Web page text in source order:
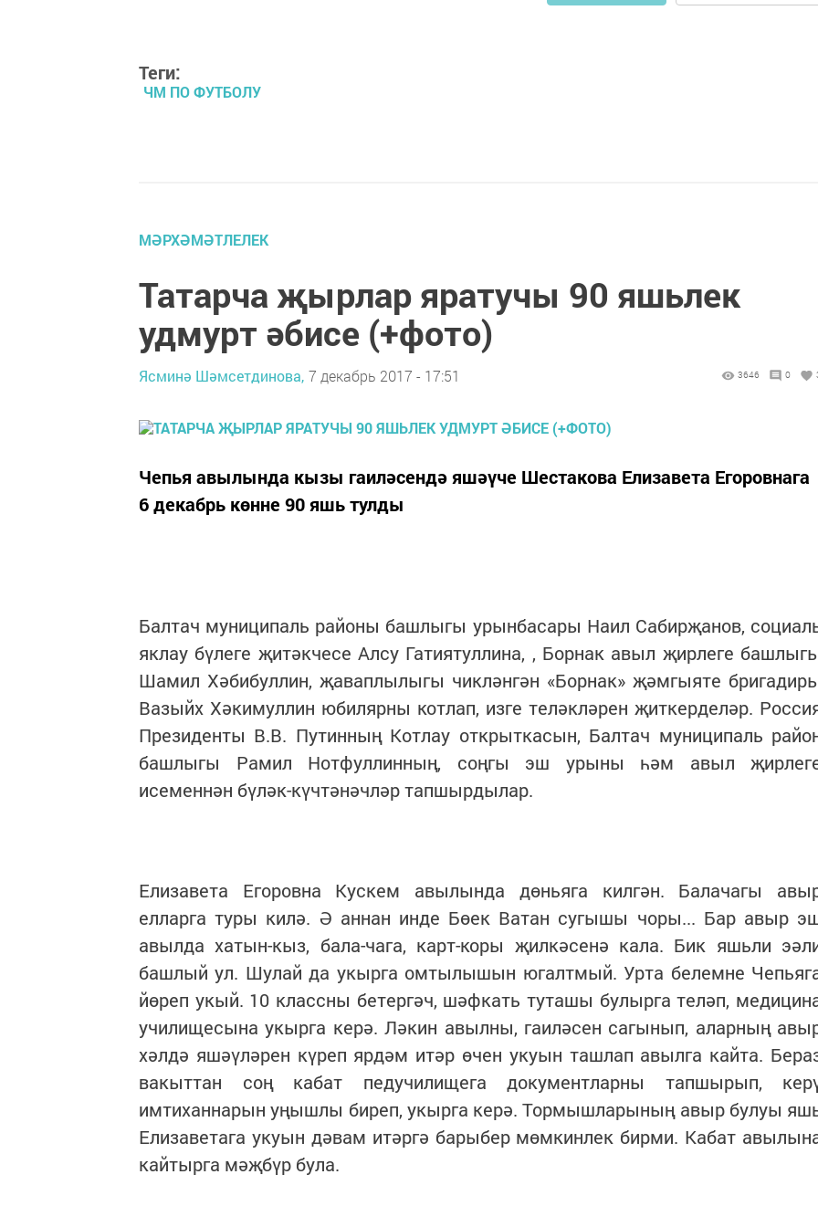
Теги:
ЧМ ПО ФУТБОЛУ
МӘРХӘМӘТЛЕЛЕК
Татарча җырлар яратучы 90 яшьлек
удмурт әбисе (+фото)
Ясминә Шәмсетдинова, 7 декабрь 2017 - 17:51 3646 0
Чепья авылында кызы гаиләсендә яшәүче Шестакова Елизавета Егоровнага
6 декабрь көнне 90 яшь тулды
Балтач муниципаль районы башлыгы урынбасары Наил Сабирҗанов,
яклау бүлеге җитәкчесе Алсу Гатиятуллина, , Борнак авыл җирлеге
Шамил Хәбибуллин, җаваплылыгы чикләнгән «Борнак» җәмгыяте
Вазыйх Хәкимуллин юбилярны котлап, изге теләкләрен җиткерделәр.
Президенты В.В. Путинның Котлау открыткасын, Балтач муниципаль
башлыгы Рамил Нотфуллинның, соңгы эш урыны һәм авыл
исеменнән бүләк-күчтәнәчләр тапшырдылар.
Елизавета Егоровна Кускем авылында дөньяга килгән. Балачагы
елларга туры килә. Ә аннан инде Бөек Ватан сугышы чоры... Бар авыр
авылда хатын-кыз, бала-чага, карт-коры җилкәсенә кала. Бик яшьли
башлый ул. Шулай да укырга омтылышын югалтмый. Урта белемне
йөреп укый. 10 классны бетергәч, шәфкать туташы булырга теләп,
училищесына укырга керә. Ләкин авылны, гаиләсен сагынып, аларның
хәлдә яшәүләрен күреп ярдәм итәр өчен укуын ташлап авылга кайта.
вакыттан соң кабат педучилищега документларны тапшырып,
имтиханнарын уңышлы биреп, укырга керә. Тормышларының авыр булуы
Елизаветага укуын дәвам итәргә барыбер мөмкинлек бирми. Кабат
кайтырга мәҗбүр була.